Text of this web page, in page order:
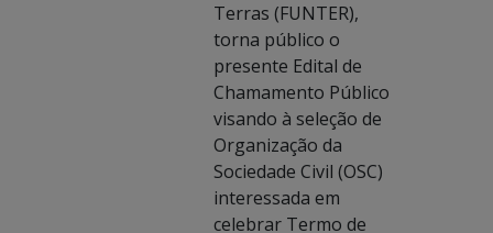
Terras (FUNTER),
torna público o
presente Edital de
Chamamento Público
visando à seleção de
Organização da
Sociedade Civil (OSC)
interessada em
celebrar Termo de